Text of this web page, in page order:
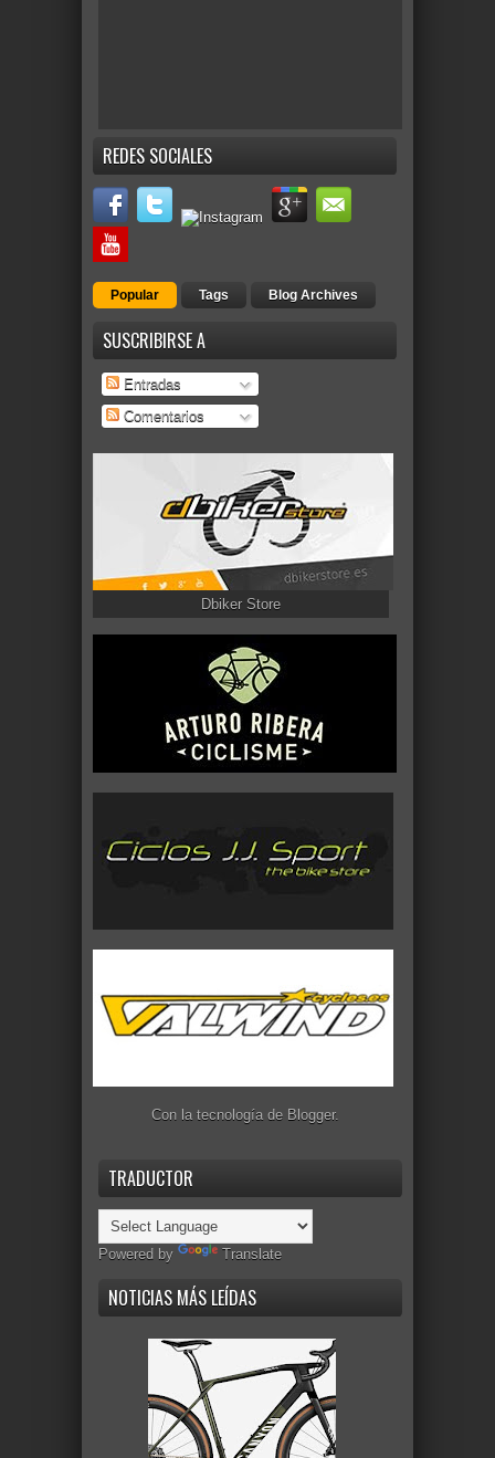
REDES SOCIALES
Popular Tags Blog Archives
SUSCRIBIRSE A
Entradas
Comentarios
Dbiker Store
Con la tecnología de Blogger.
TRADUCTOR
Powered by Translate
NOTICIAS MÁS LEÍDAS